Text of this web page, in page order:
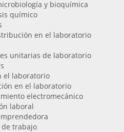
y bioquímica
químico
en el laboratorio
unitarias de laboratorio
el laboratorio
en el laboratorio
electromecánico
laboral
de trabajo